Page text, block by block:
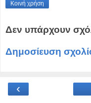
Κοινή χρήση
Δεν υπάρχουν
Δημοσίευση
‹